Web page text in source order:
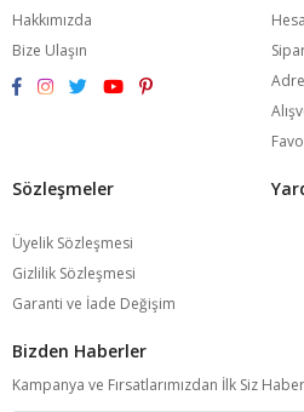
Hakkımızda
Bize Ulaşın
Sözleşmeler
Üyelik Sözleşmesi
Gizlilik Sözleşmesi
Garanti ve İade Değişim
Bizden Haberler
Kampanya ve Fırsatlarımızdan İlk Siz